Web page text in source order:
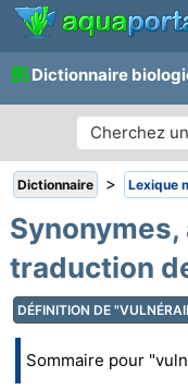
Dictionnaire
Dictionnaire > Lexique
traduction
DÉFINITION DE
Sommaire pour